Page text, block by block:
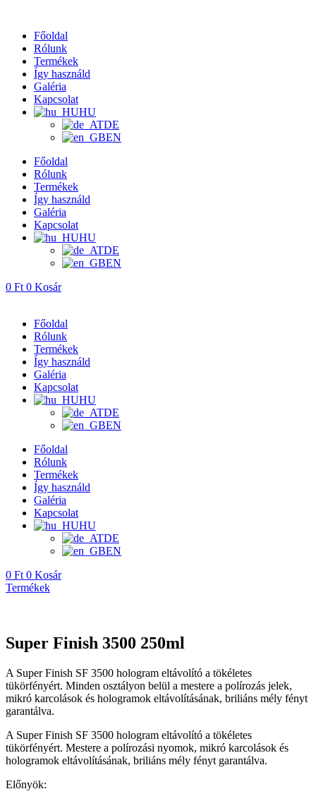
tartalomhoz
Főoldal
Rólunk
Termékek
Így használd
Galéria
Kapcsolat
HU
DE
EN
Főoldal
Rólunk
Termékek
Így használd
Galéria
Kapcsolat
HU
DE
EN
0 Ft 0 Kosár
Főoldal
Rólunk
Termékek
Így használd
Galéria
Kapcsolat
HU
DE
EN
Főoldal
Rólunk
Termékek
Így használd
Galéria
Kapcsolat
HU
DE
EN
0 Ft 0 Kosár
Termékek
Super Finish 3500 250ml
A Super Finish SF 3500 hologram eltávolító a tökéletes
tükörfényért. Minden osztályon belül a mestere a polírozás jelek,
mikró karcolások és hologramok eltávolításának, briliáns mély fényt
garantálva.
A Super Finish SF 3500 hologram eltávolító a tökéletes
tükörfényért. Mestere a polírozási nyomok, mikró karcolások és
hologramok eltávolításának, briliáns mély fényt garantálva.
Előnyök: